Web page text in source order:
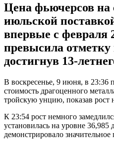
Цена фьючерсов на
июльской
впервые с февраля
превысила отметку
достигнув 13-
В воскресенье, 9 июня, в 23:36
стоимость драгоценного
тройскую унцию, показав рост
К 23:54 рост немного
установилась на уровне
демонстрировало